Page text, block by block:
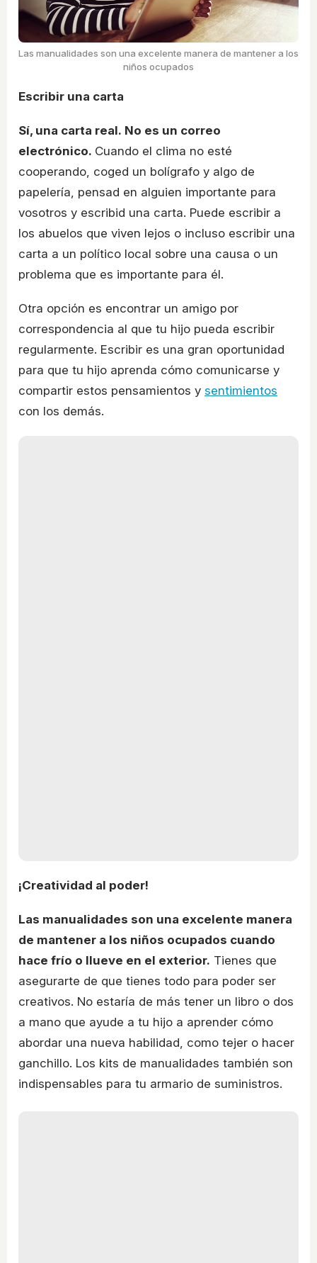
Las manualidades son una excelente manera de mantener a los
niños ocupados
Escribir una carta
Sí, una carta real. No es un correo
electrónico. Cuando el clima no esté
cooperando, coged un bolígrafo y algo de
papelería, pensad en alguien importante para
vosotros y escribid una carta. Puede escribir a
los abuelos que viven lejos o incluso escribir una
carta a un político local sobre una causa o un
problema que es importante para él.
Otra opción es encontrar un amigo por
correspondencia al que tu hijo pueda escribir
regularmente. Escribir es una gran oportunidad
para que tu hijo aprenda cómo comunicarse y
compartir estos pensamientos y sentimientos
con los demás.
¡Creatividad al poder!
Las manualidades son una excelente manera
de mantener a los niños ocupados cuando
hace frío o llueve en el exterior. Tienes que
asegurarte de que tienes todo para poder ser
creativos. No estaría de más tener un libro o dos
a mano que ayude a tu hijo a aprender cómo
abordar una nueva habilidad, como tejer o hacer
ganchillo. Los kits de manualidades también son
indispensables para tu armario de suministros.